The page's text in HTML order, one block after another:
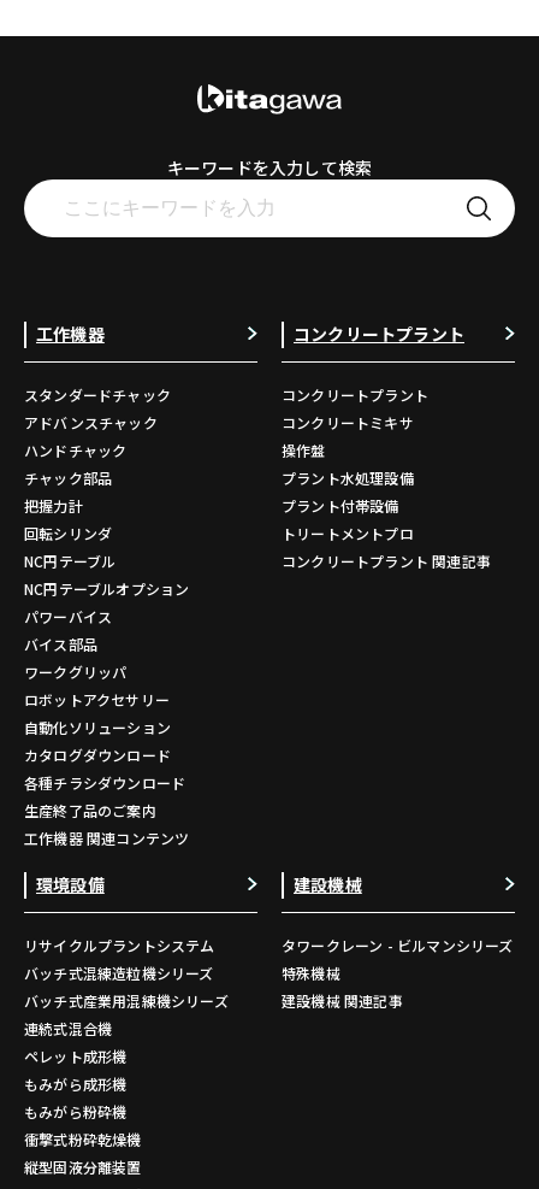
キーワードを入力して検索
工作機器
スタンダードチャック
アドバンスチャック
ハンドチャック
チャック部品
把握力計
回転シリンダ
NC円テーブル
NC円テーブルオプション
パワーバイス
バイス部品
ワークグリッパ
ロボットアクセサリー
自動化ソリューション
カタログダウンロード
各種チラシダウンロード
生産終了品のご案内
工作機器 関連コンテンツ
コンクリートプラント
コンクリートプラント
コンクリートミキサ
操作盤
プラント水処理設備
プラント付帯設備
トリートメントプロ
コンクリートプラント 関連記事
環境設備
リサイクルプラントシステム
バッチ式混練造粒機シリーズ
バッチ式産業用混練機シリーズ
連続式混合機
ペレット成形機
もみがら成形機
もみがら粉砕機
衝撃式粉砕乾燥機
縦型固液分離装置
建設機械
タワークレーン - ビルマンシリーズ
特殊機械
建設機械 関連記事